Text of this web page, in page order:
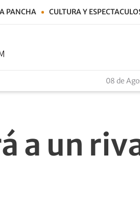
PANCHA CULTURA Y
08 de
a un